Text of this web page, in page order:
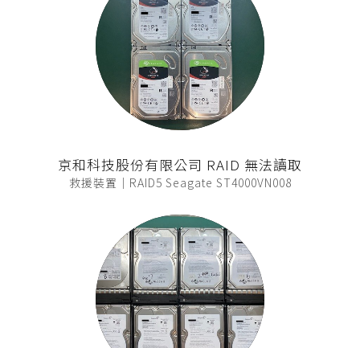
京和科技股份有限公司 RAID 無法讀取
救援裝置｜RAID5 Seagate ST4000VN008